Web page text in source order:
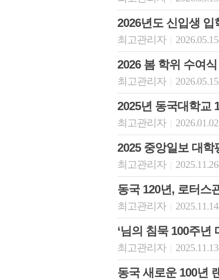
2026년도 신입생 입
최고관리자
2026 봄 학위 수여식
최고관리자
2025년 동국대학교
최고관리자
2025 중앙일보 대학
최고관리자
동국 120년, 로터스
최고관리자
‘님의 침묵 100주년
최고관리자
동국 새로운 100년